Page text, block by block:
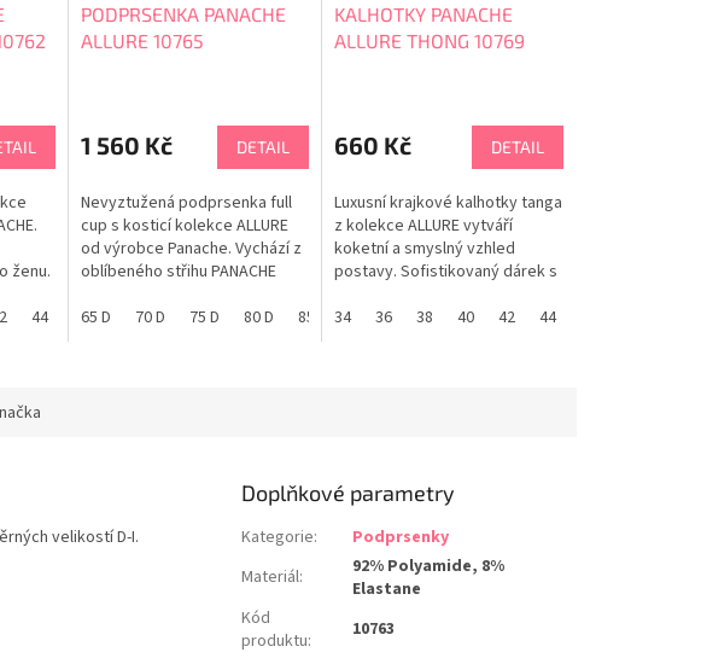
75 E 80 E 85 E 60 F 65 F 70 F 75 F 80 F 85 F 60 G 65 G
ženu.
44 46
PODPRSENKA PANACHE
ALLURE 10765
1 560 Kč DETAIL
Nevyztužená podprsenka full
cup s kosticí kolekce ALLURE
od výrobce Panache. Vychází z
oblíbeného střihu PANACHE
ALLURE je pohádkově krásná
65 D 70 D 75 D 80 D 85 D 90 D 65 E 70 E 75 E
KALHOTKY PANACHE
ALLURE THONG 10769
660 Kč DETAIL
Luxusní krajkové kalhotky tanga
z kolekce ALLURE vytváří
koketní a smyslný vzhled
postavy. Sofistikovaný dárek s
PANACHE tabulka velikostí
34 36 38 40 42 44
velikostí D-I.
Doplňkové parametry
Kategorie:
Podprsenky
Materiál:
92% Polyamide, 8%
Elastane
Kód
produktu: 10763